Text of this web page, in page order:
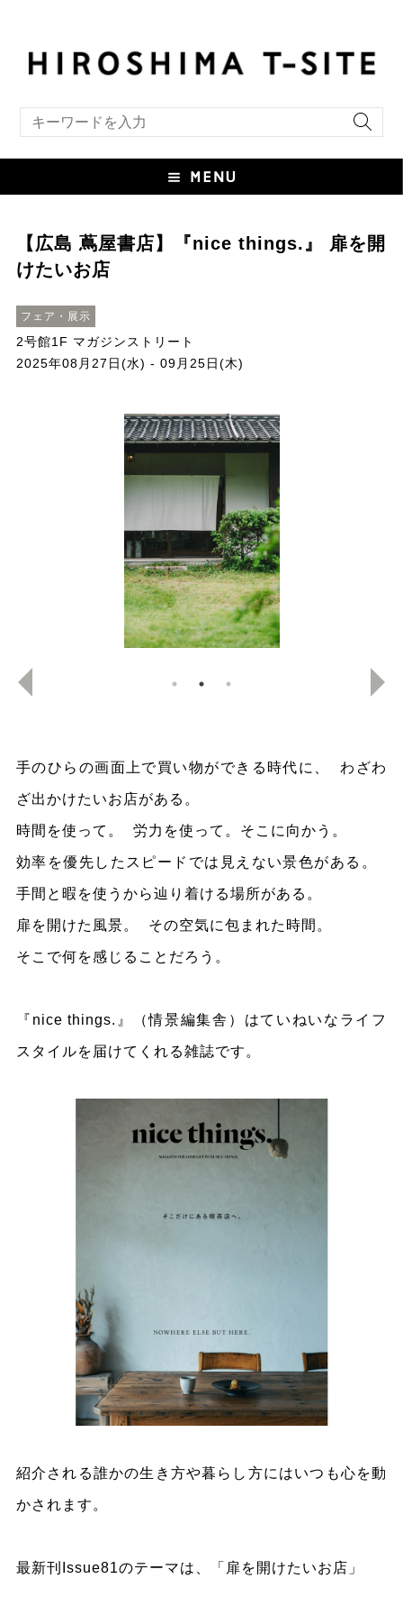
【広島 蔦屋書店】『nice things.』 扉を開
けたいお店
フェア・展示
2号館1F マガジンストリート
2025年08月27日(水) - 09月25日(木)
手のひらの画面上で買い物ができる時代に、 わざわ
ざ出かけたいお店がある。
時間を使って。 労力を使って。そこに向かう。
効率を優先したスピードでは見えない景色がある。
手間と暇を使うから辿り着ける場所がある。
扉を開けた風景。 その空気に包まれた時間。
そこで何を感じることだろう。
『nice things.』（情景編集舎）はていねいなライフ
スタイルを届けてくれる雑誌です。
紹介される誰かの生き方や暮らし方にはいつも心を動
かされます。
最新刊Issue81のテーマは、「扉を開けたいお店」